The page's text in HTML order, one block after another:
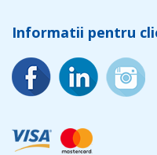
Informatii pentru